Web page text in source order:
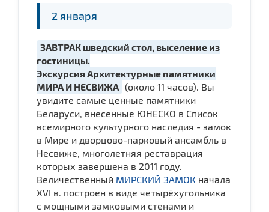
2 января
ЗАВТРАК шведский стол, выселение из
гостиницы.
Экскурсия Архитектурные памятники
МИРА И НЕСВИЖА (около 11 часов). Вы
увидите самые ценные памятники
Беларуси, внесенные ЮНЕСКО в Список
всемирного культурного наследия - замок
в Мире и дворцово-парковый ансамбль в
Несвиже, многолетняя реставрация
которых завершена в 2011 году.
Величественный МИРСКИЙ ЗАМОК начала
XVI в. построен в виде четырёхугольника
с мощными замковыми стенами и